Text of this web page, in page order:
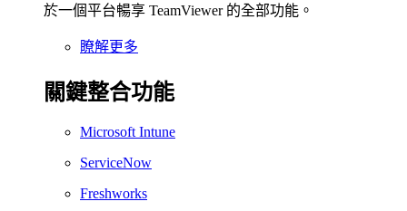
於一個平台暢享 TeamViewer 的全部功能。
瞭解更多
關鍵整合功能
Microsoft Intune
ServiceNow
Freshworks